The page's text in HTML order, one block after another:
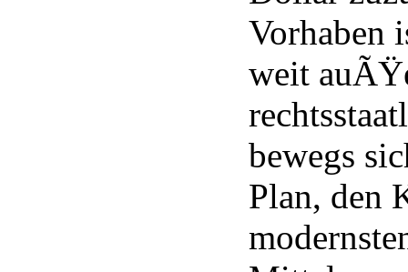
Vorhaben
weit
bewegs
Plan, den